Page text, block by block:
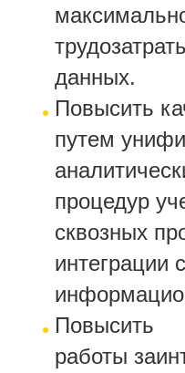
данных.
Повысить
путем
процедур
сквозных
интеграции
работы